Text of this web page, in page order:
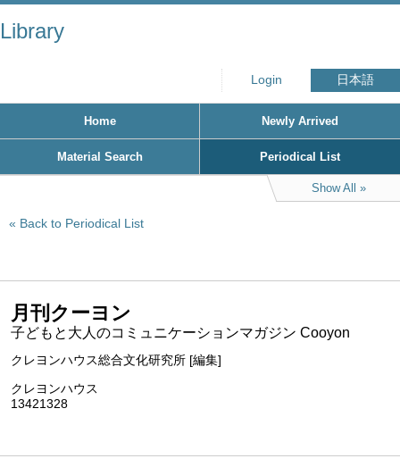
Library
Login 日本語
Home Newly Arrived
Material Search Periodical List
Show All
Back to Periodical List
月刊クーヨン
子どもと大人のコミュニケーションマガジン Cooyon
クレヨンハウス総合文化研究所 [編集]
クレヨンハウス
13421328